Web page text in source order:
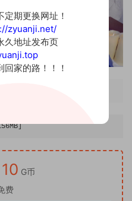
]
10 G币
费
期更换网址！
zyuanji.net/
久地址发布页
家的路！！！